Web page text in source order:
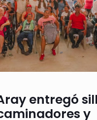
entregó
y